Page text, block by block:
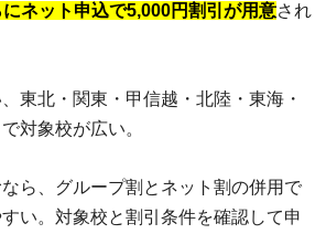
ネット申込で5,000円割引が用意され
東北・関東・甲信越・北陸・東海・
対象校が広い。
ら、グループ割とネット割の併用で
い。対象校と割引条件を確認して申